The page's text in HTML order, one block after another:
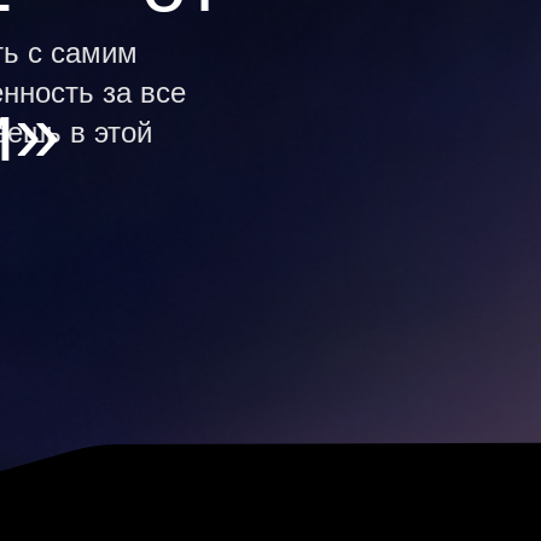
с самим
за все
в этой